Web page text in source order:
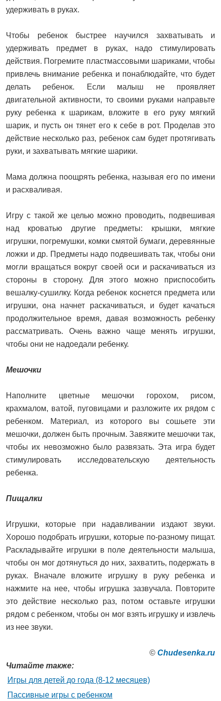
удерживать в руках.
Чтобы ребенок быстрее научился захватывать и
удерживать предмет в руках, надо стимулировать
действия. Погремите пластмассовыми шариками, чтобы
привлечь внимание ребенка и понаблюдайте, что будет
делать ребенок. Если малыш не проявляет
двигательной активности, то своими руками направьте
руку ребенка к шарикам, вложите в его руку мягкий
шарик, и пусть он тянет его к себе в рот. Проделав это
действие несколько раз, ребенок сам будет протягивать
руки, и захватывать мягкие шарики.
Мама должна поощрять ребенка, называя его по имени
и расхваливая.
Игру с такой же целью можно проводить, подвешивая
над кроватью другие предметы: крышки, мягкие
игрушки, погремушки, комки смятой бумаги, деревянные
ложки и др. Предметы надо подвешивать так, чтобы они
могли вращаться вокруг своей оси и раскачиваться из
стороны в сторону. Для этого можно приспособить
вешалку-сушилку. Когда ребенок коснется предмета или
игрушки, она начнет раскачиваться, и будет качаться
продолжительное время, давая возможность ребенку
рассматривать. Очень важно чаще менять игрушки,
чтобы они не надоедали ребенку.
Мешочки
Наполните цветные мешочки горохом, рисом,
крахмалом, ватой, пуговицами и разложите их рядом с
ребенком. Материал, из которого вы сошьете эти
мешочки, должен быть прочным. Завяжите мешочки так,
чтобы их невозможно было развязать. Эта игра будет
стимулировать исследовательскую деятельность
ребенка.
Пищалки
Игрушки, которые при надавливании издают звуки.
Хорошо подобрать игрушки, которые по-разному пищат.
Раскладывайте игрушки в поле деятельности малыша,
чтобы он мог дотянуться до них, захватить, подержать в
руках. Вначале вложите игрушку в руку ребенка и
нажмите на нее, чтобы игрушка зазвучала. Повторите
это действие несколько раз, потом оставьте игрушки
рядом с ребенком, чтобы он мог взять игрушку и извлечь
из нее звуки.
© Сhudesenka.ru
Читайте также:
Игры для детей до года (8-12 месяцев)
Пассивные игры с ребенком